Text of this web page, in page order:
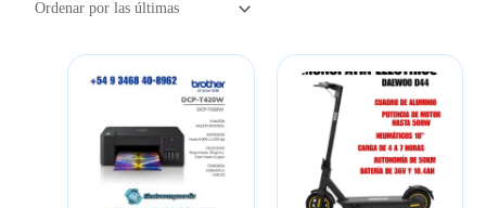
recientes